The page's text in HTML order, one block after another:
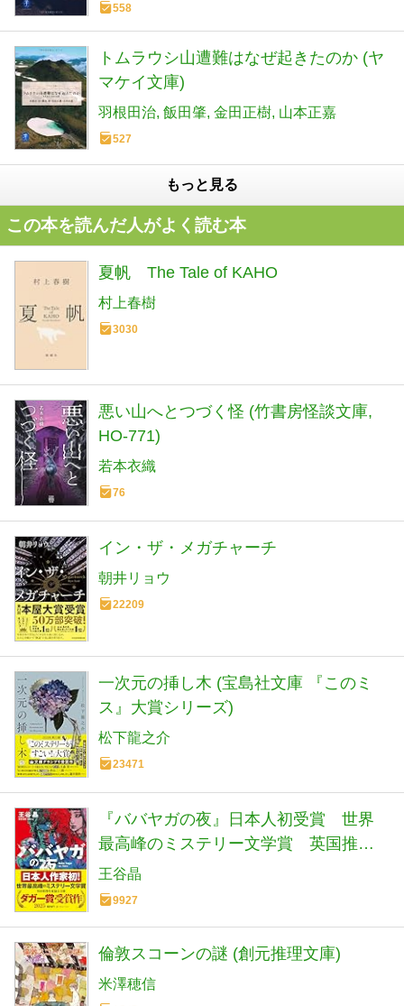
558
トムラウシ山遭難はなぜ起きたのか (ヤ
マケイ文庫)
羽根田治 飯田肇 金田正樹 山本正嘉
527
もっと見る
この本を読んだ人がよく読む本
夏帆 The Tale of KAHO
村上春樹
3030
悪い山へとつづく怪 (竹書房怪談文庫,
HO-771)
若本衣織
76
イン・ザ・メガチャーチ
朝井リョウ
22209
一次元の挿し木 (宝島社文庫 『このミ
ス』大賞シリーズ)
松下龍之介
23471
『ババヤガの夜』日本人初受賞 世界
最高峰のミステリー文学賞 英国推理
作家協会賞(ダガー賞） (河出文庫 お 46-
1)
王谷晶
9927
倫敦スコーンの謎 (創元推理文庫)
米澤穂信